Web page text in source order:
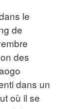
le
de
des
dans un
où il se